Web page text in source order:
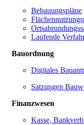
Bebauungspläne
Laufende
Bauordnung
Digitales
Satzungen
Finanzwesen
Kasse,